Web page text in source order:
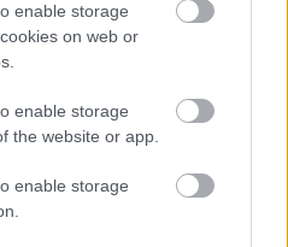
enable storage
on web or
enable storage
the website or app.
enable storage
τοποθέτησης μοντέλα
των καινούργιων
ίσως από τη 1 και
GT Cabrio που